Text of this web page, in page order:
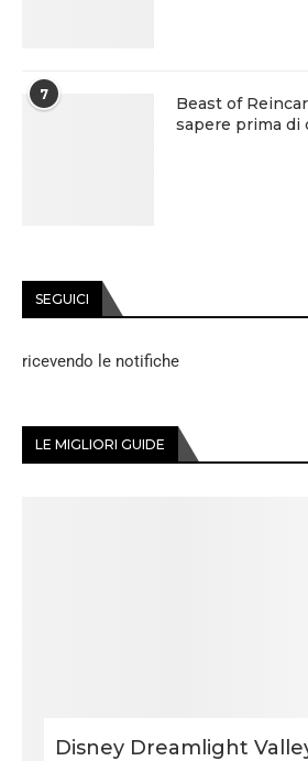
7
Beast of
sapere prima di
SEGUICI
ricevendo le notifiche
LE MIGLIORI GUIDE
Disney Dreamlight